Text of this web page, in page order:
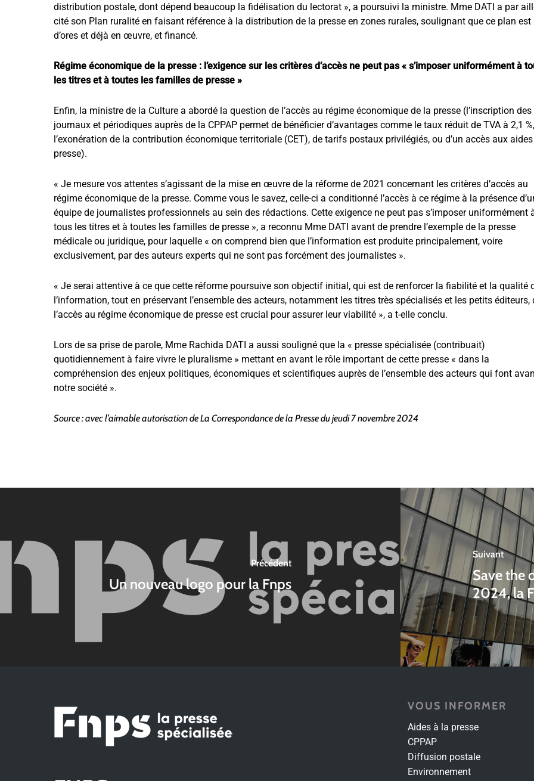
distribution postale, dont dépend beaucoup la fidélisation du lectorat », a poursuivi la ministre. Mme DATI a par
cité son Plan ruralité en faisant référence à la distribution de la presse en zones rurales, soulignant que ce plan est
d’ores et déjà en œuvre, et financé.
Régime économique de la presse : l’exigence sur les critères d’accès ne peut pas « s’imposer uniformément à
les titres et à toutes les familles de presse »
Enfin, la ministre de la Culture a abordé la question de l’accès au régime économique de la presse (l’inscription des
journaux et périodiques auprès de la CPPAP permet de bénéficier d’avantages comme le taux réduit de TVA à 2,1 %,
l’exonération de la contribution économique territoriale (CET), de tarifs postaux privilégiés, ou d’un accès aux
presse).
« Je mesure vos attentes s’agissant de la mise en œuvre de la réforme de 2021 concernant les critères d’accès au
régime économique de la presse. Comme vous le savez, celle-ci a conditionné l’accès à ce régime à la présence
équipe de journalistes professionnels au sein des rédactions. Cette exigence ne peut pas s’imposer uniformément
tous les titres et à toutes les familles de presse », a reconnu Mme DATI avant de prendre l’exemple de la presse
médicale ou juridique, pour laquelle « on comprend bien que l’information est produite principalement, voire
exclusivement, par des auteurs experts qui ne sont pas forcément des journalistes ».
« Je serai attentive à ce que cette réforme poursuive son objectif initial, qui est de renforcer la fiabilité et la qualité
l’information, tout en préservant l’ensemble des acteurs, notamment les titres très spécialisés et les petits éditeurs,
l’accès au régime économique de presse est crucial pour assurer leur viabilité », a t-elle conclu.
Lors de sa prise de parole, Mme Rachida DATI a aussi souligné que la « presse spécialisée (contribuait)
quotidiennement à faire vivre le pluralisme » mettant en avant le rôle important de cette presse « dans la
compréhension des enjeux politiques, économiques et scientifiques auprès de l’ensemble des acteurs qui font
notre société ».
Source : avec l’aimable autorisation de La Correspondance de la Presse du jeudi 7 novembre 2024
Précédent
Un nouveau logo pour la Fnps
Suivant
Save the
2024, la
VOUS INFORMER
Aides à la presse
CPPAP
Diffusion postale
Environnement